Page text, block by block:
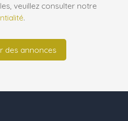
veuillez consulter notre
.
des annonces